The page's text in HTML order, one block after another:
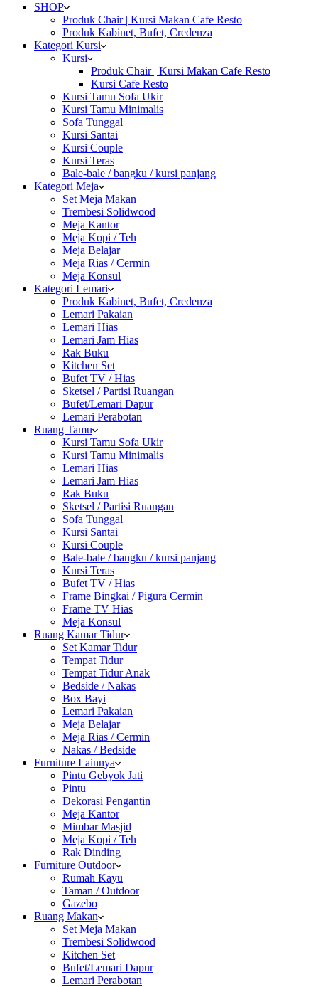
SHOP
Produk Chair | Kursi Makan Cafe Resto
Produk Kabinet, Bufet, Credenza
Kategori Kursi
Kursi
Produk Chair | Kursi Makan Cafe Resto
Kursi Cafe Resto
Kursi Tamu Sofa Ukir
Kursi Tamu Minimalis
Sofa Tunggal
Kursi Santai
Kursi Couple
Kursi Teras
Bale-bale / bangku / kursi panjang
Kategori Meja
Set Meja Makan
Trembesi Solidwood
Meja Kantor
Meja Kopi / Teh
Meja Belajar
Meja Rias / Cermin
Meja Konsul
Kategori Lemari
Produk Kabinet, Bufet, Credenza
Lemari Pakaian
Lemari Hias
Lemari Jam Hias
Rak Buku
Kitchen Set
Bufet TV / Hias
Sketsel / Partisi Ruangan
Bufet/Lemari Dapur
Lemari Perabotan
Ruang Tamu
Kursi Tamu Sofa Ukir
Kursi Tamu Minimalis
Lemari Hias
Lemari Jam Hias
Rak Buku
Sketsel / Partisi Ruangan
Sofa Tunggal
Kursi Santai
Kursi Couple
Bale-bale / bangku / kursi panjang
Kursi Teras
Bufet TV / Hias
Frame Bingkai / Pigura Cermin
Frame TV Hias
Meja Konsul
Ruang Kamar Tidur
Set Kamar Tidur
Tempat Tidur
Tempat Tidur Anak
Bedside / Nakas
Box Bayi
Lemari Pakaian
Meja Belajar
Meja Rias / Cermin
Nakas / Bedside
Furniture Lainnya
Pintu Gebyok Jati
Pintu
Dekorasi Pengantin
Meja Kantor
Mimbar Masjid
Meja Kopi / Teh
Rak Dinding
Furniture Outdoor
Rumah Kayu
Taman / Outdoor
Gazebo
Ruang Makan
Set Meja Makan
Trembesi Solidwood
Kitchen Set
Bufet/Lemari Dapur
Lemari Perabotan